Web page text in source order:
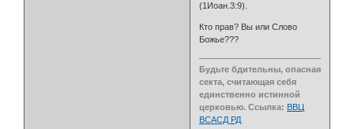
(1Иоан.3:9).
Кто прав? Вы или Слово
Божье???
Будьте бдительны, опасная
секта, считающая себя
единственно истинной
церковью. Ссылка: ВВЦ
ВСАСД РД